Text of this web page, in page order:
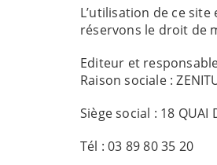
L’utilisation de ce
réservons le droit de
Editeur et
Raison
Siège social : 18
Tél :